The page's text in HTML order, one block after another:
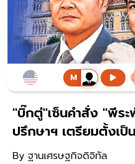
"บิ๊กตู่"เซ็นคำสั่ง "พีร
ปรึกษาฯ เตรียมตั้งเป็
By ฐานเศรษฐกิจดิจิทัล